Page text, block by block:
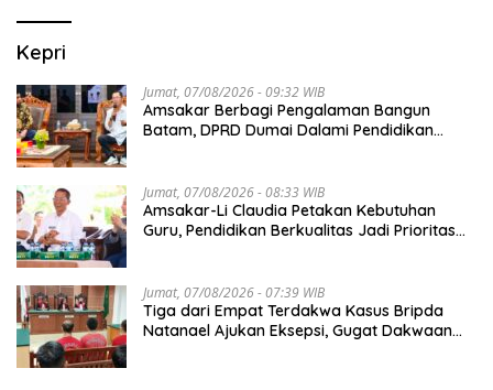
Kepri
Jumat, 07/08/2026 - 09:32 WIB
Amsakar Berbagi Pengalaman Bangun
Batam, DPRD Dumai Dalami Pendidikan
Jumat, 07/08/2026 - 08:33 WIB
Amsakar-Li Claudia Petakan Kebutuhan
Guru, Pendidikan Berkualitas Jadi Prioritas
Jumat, 07/08/2026 - 07:39 WIB
Tiga dari Empat Terdakwa Kasus Bripda
Natanael Ajukan Eksepsi, Gugat Dakwaan